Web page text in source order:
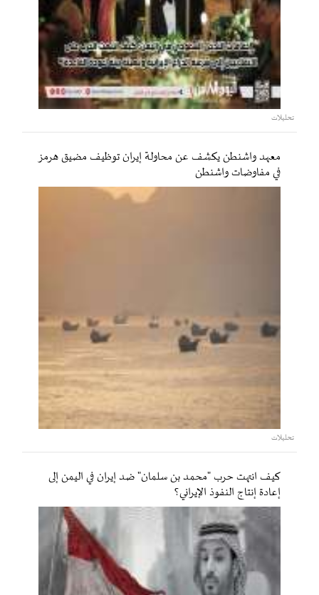
تحليلات
معهد واشنطن يكشف عن محاولة إيران توظيف مضيق هرمز
في مفاوضات واشنطن
تحليلات
كيف انتهت حرب "محمد بن سلمان" ضد إيران في اليمن إلى
إعادة إنتاج النفوذ الإيراني؟